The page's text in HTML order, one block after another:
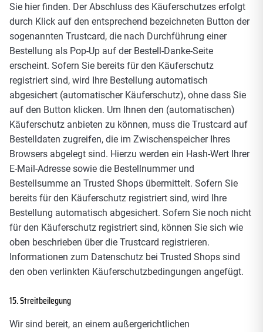
Sie hierfinden. Der Abschluss des Käuferschutzes erfolgt
durch Klick auf den entsprechend bezeichneten Button der
sogenannten Trustcard, die nach Durchführung einer
Bestellung als Pop-Up auf der Bestell-Danke-Seite
erscheint. Sofern Sie bereits für den Käuferschutz
registriert sind, wird Ihre Bestellung automatisch
abgesichert (automatischer Käuferschutz), ohne dass Sie
auf den Button klicken. Um Ihnen den (automatischen)
Käuferschutz anbieten zu können, muss die Trustcard auf
Bestelldaten zugreifen, die im Zwischenspeicher Ihres
Browsers abgelegt sind. Hierzu werden ein Hash-Wert Ihrer
E-Mail-Adresse sowie die Bestellnummer und
Bestellsumme an Trusted Shops übermittelt. Sofern Sie
bereits für den Käuferschutz registriert sind, wird Ihre
Bestellung automatisch abgesichert. Sofern Sie noch nicht
für den Käuferschutz registriert sind, können Sie sich wie
oben beschrieben über die Trustcard registrieren.
Informationen zum Datenschutz bei Trusted Shops sind
den oben verlinkten Käuferschutzbedingungen angefügt.
15. Streitbeilegung
Wir sind bereit, an einem außergerichtlichen